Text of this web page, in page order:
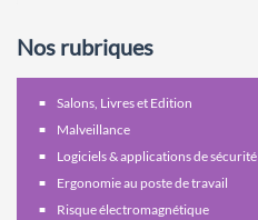
Nos rubriques
Salons, Livres et Edition
Malveillance
Logiciels & applications de sécurité
Ergonomie au poste de travail
Risque électromagnétique